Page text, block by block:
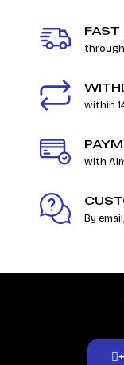
FAST
within
with
By